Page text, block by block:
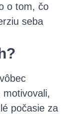
o tom, čo
seba
počasie za